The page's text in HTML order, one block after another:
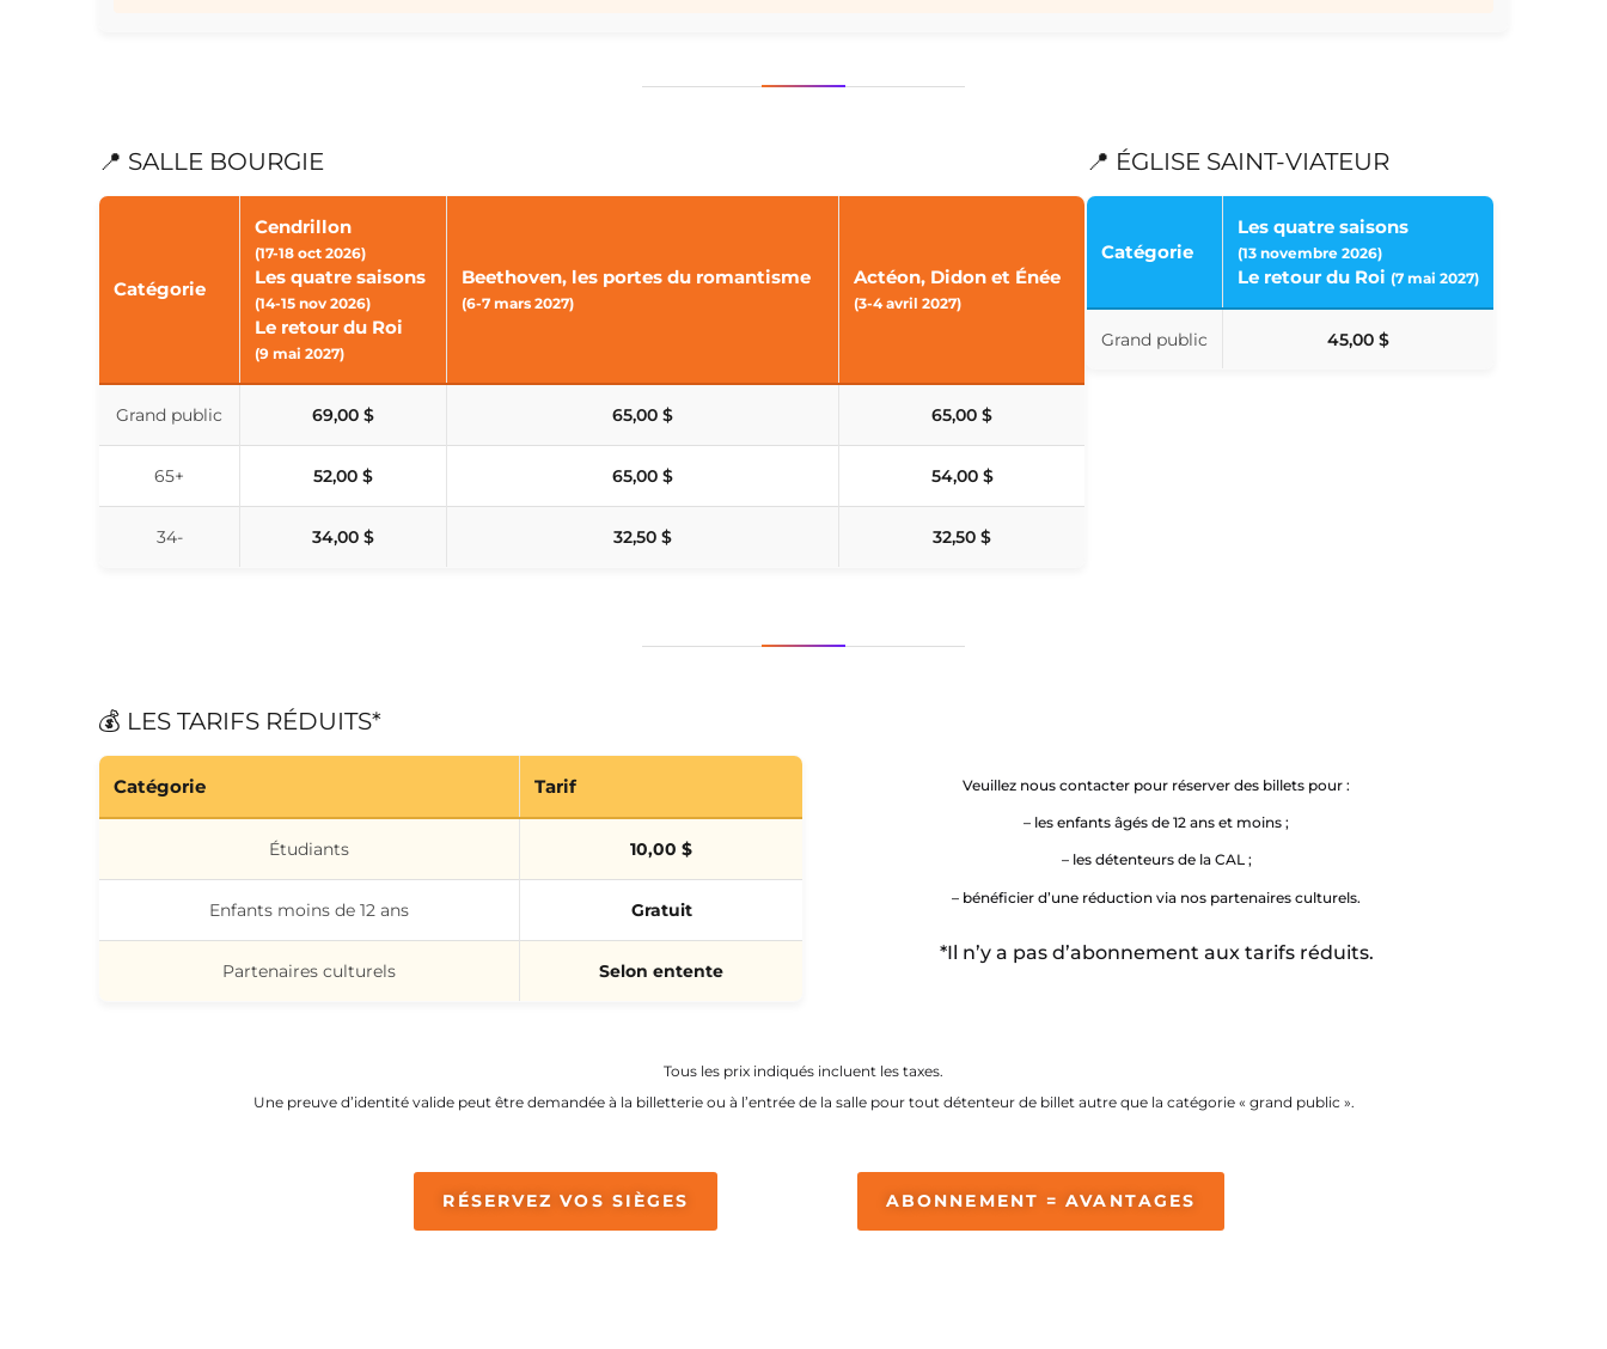
📍 SALLE BOURGIE
Catégorie
Cendrillon
(17-18 oct 2026)
Les quatre saisons
(14-15 nov 2026)
Le retour du Roi
(9 mai 2027)
Beethoven, les portes du romantisme
(6-7 mars 2027)
Actéon, Didon et Énée
(3-4 avril 2027)
Grand public 69,00 $ 65,00 $ 65,00 $
65+ 52,00 $ 65,00 $ 54,00 $
34- 34,00 $ 32,50 $ 32,50 $
📍 ÉGLISE SAINT-VIATEUR
Catégorie
Les quatre saisons
(13 novembre 2026)
Le retour du Roi (7 mai 2027)
Grand public 45,00 $
💰 LES TARIFS RÉDUITS*
Catégorie Tarif
Étudiants 10,00 $
Enfants moins de 12 ans Gratuit
Partenaires culturels Selon entente
Veuillez nous contacter pour réserver des billets pour :
– les enfants âgés de 12 ans et moins ;
– les détenteurs de la CAL ;
– bénéficier d’une réduction via nos partenaires culturels.
*Il n’y a pas d’abonnement aux tarifs réduits.
Tous les prix indiqués incluent les taxes.
Une preuve d’identité valide peut être demandée à la billetterie ou à l’entrée de la salle pour tout détenteur de billet autre que la catégorie « grand public ».
RÉSERVEZ VOS SIÈGES ABONNEMENT = AVANTAGES